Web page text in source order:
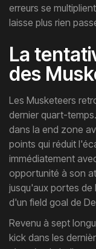
erreurs se
laisse plus rien
La
des
Les Musketeers
dernier quart-
dans la end zone
points qui réduit
immédiatement
opportunité à son
jusqu'aux portes
d'un field goal de
Revenu à sept
kick dans les